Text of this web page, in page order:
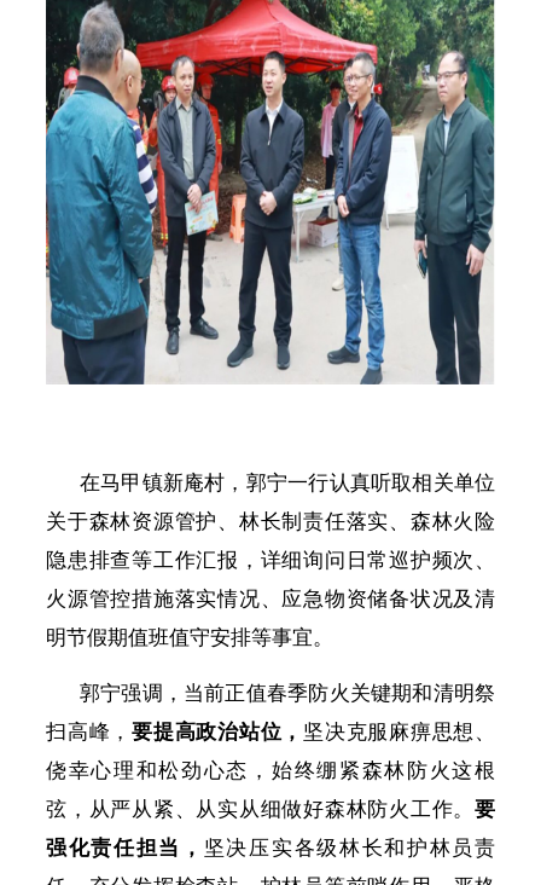
在马甲镇新庵村，郭宁一行认真听取相关单位
关于森林资源管护、林长制责任落实、森林火险
隐患排查等工作汇报，详细询问日常巡护频次、
火源管控措施落实情况、应急物资储备状况及清
明节假期值班值守安排等事宜。
郭宁强调，当前正值春季防火关键期和清明祭
扫高峰， 要提高政治站位， 坚决克服麻痹思想、
侥幸心理和松劲心态，始终绷紧森林防火这根
弦，从严从紧、从实从细做好森林防火工作。 要
强化责任担当， 坚决压实各级林长和护林员责